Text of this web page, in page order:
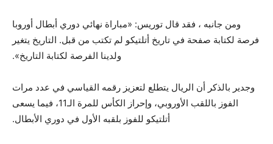
ومن جانبه ، فقد قال توريس: «مباراة نهائي دوري أبطال أوروبا
فرصة لكتابة صفحة في تاريخ أتلتيكو لم تكتب من قبل. التاريخ يتغير
ولدينا الفرصة لكتابة التاريخ».
وجدير بالذكر أن الريال يتطلع لتعزيز رقمه القياسي في عدد مرات
الفوز باللقب الأوروبي، وإحراز الكأس للمرة الـ11، فيما يسعى
أتلتيكو للفوز بلقبه الأول في دوري الأبطال.